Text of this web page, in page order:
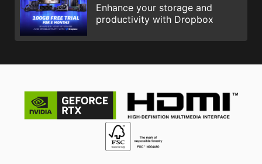
Enhance your storage and
productivity with Dropbox